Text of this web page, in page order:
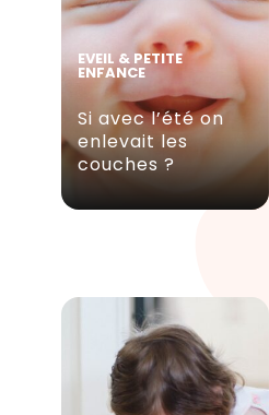
EVEIL & PETITE
ENFANCE
Si avec l’été on
enlevait les
couches ?